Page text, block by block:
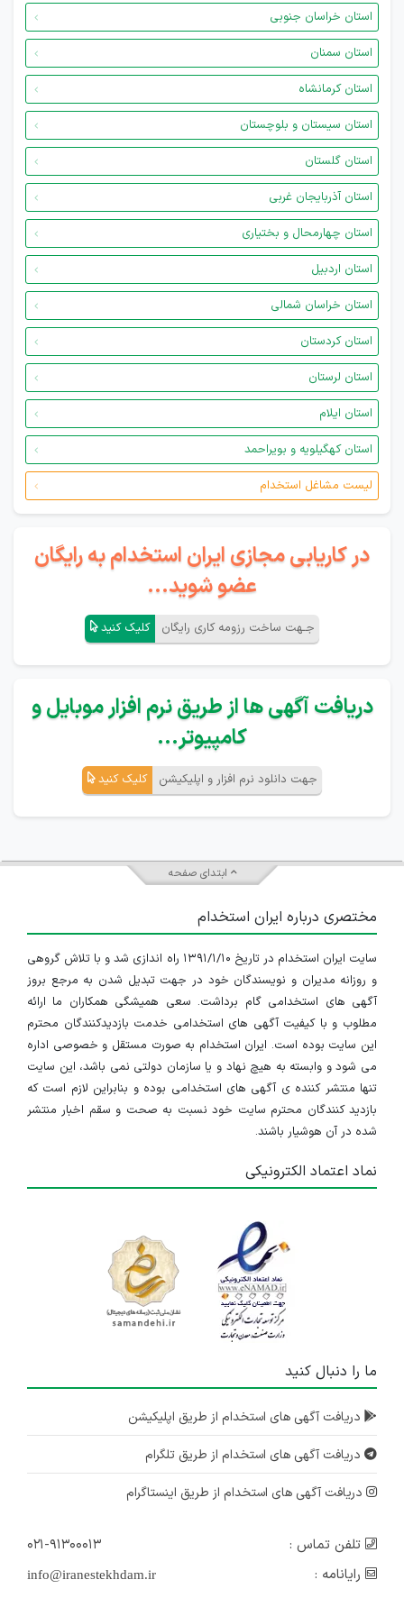
استان خراسان جنوبی
استان سمنان
استان کرمانشاه
استان سیستان و بلوچستان
استان گلستان
استان آذربایجان غربی
استان چهارمحال و بختیاری
استان اردبیل
استان خراسان شمالی
استان کردستان
استان لرستان
استان ایلام
استان کهگیلویه و بویراحمد
لیست مشاغل استخدام
در کاریابی مجازی ایران استخدام به رایگان
عضو شوید...
جـهت ساخت رزومه کاری رایگان کلیک کنید
دریافت آگهی ها از طریق نرم افزار موبایل و
کامپیوتر...
جهت دانلود نرم افزار و اپلیکیشن کلیک کنید
ابتدای صفحه
مختصری درباره ایران استخدام
سایت ایران استخدام در تاریخ ۱۳۹۱/۱/۱۰ راه اندازی شد و با تلاش گروهی
و روزانه مدیران و نویسندگان خود در جهت تبدیل شدن به مرجع بروز
آگهی های استخدامی گام برداشت. سعی همیشگی همکاران ما ارائه
مطلوب و با کیفیت آگهی های استخدامی خدمت بازدیدکنندگان محترم
این سایت بوده است. ایران استخدام به صورت مستقل و خصوصی اداره
می شود و وابسته به هیچ نهاد و یا سازمان دولتی نمی باشد، این سایت
تنها منتشر کننده ی آگهی های استخدامی بوده و بنابراین لازم است که
بازدید کنندگان محترم سایت خود نسبت به صحت و سقم اخبار منتشر
شده در آن هوشیار باشند.
نماد اعتماد الکترونیکی
ما را دنبال کنید
دریافت آگهی های استخدام از طریق اپلیکیشن
دریافت آگهی های استخدام از طریق تلگرام
دریافت آگهی های استخدام از طریق اینستاگرام
تلفن تماس :
۰۲۱-۹۱۳۰۰۰۱۳
رایانامه :
info@iranestekhdam.ir